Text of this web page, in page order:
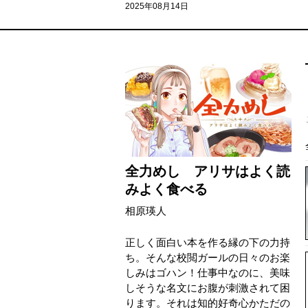
2025年08月14日
全力めし アリサはよく読
みよく食べる
相原瑛人
正しく面白い本を作る縁の下の力持
ち。そんな校閲ガールの日々のお楽
しみはゴハン！仕事中なのに、美味
しそうな名文にお腹が刺激されて困
ります。それは知的好奇心かただの